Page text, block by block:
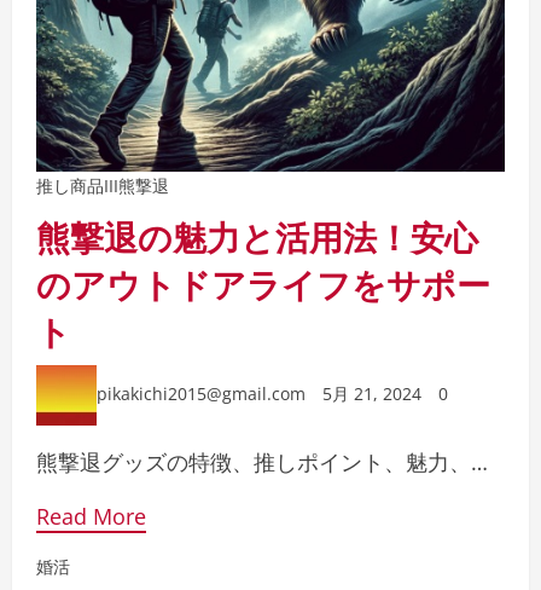
推し商品III熊撃退
熊撃退の魅力と活用法！安心
のアウトドアライフをサポー
ト
pikakichi2015@gmail.com 5月 21, 2024 0
熊撃退グッズの特徴、推しポイント、魅力、…
Read More
婚活